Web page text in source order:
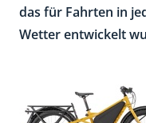
das für Fahrten in
Wetter entwickelt